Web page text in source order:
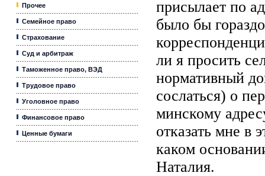
Прочее
Семейное право
Страхование
Суд и арбитраж
Таможенное право, ВЭД
Трудовое право
Уголовное право
Финансовое право
Ценные бумаги
присылает по
было бы
ли я просить
нормативный
сослаться) о
минскому
отказать мне в
каком
Наталия.